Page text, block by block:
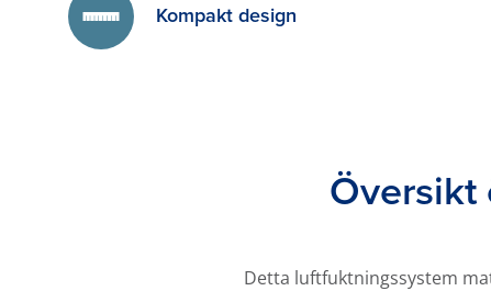
Kompakt design
Översikt
Detta luftfuktningssystem